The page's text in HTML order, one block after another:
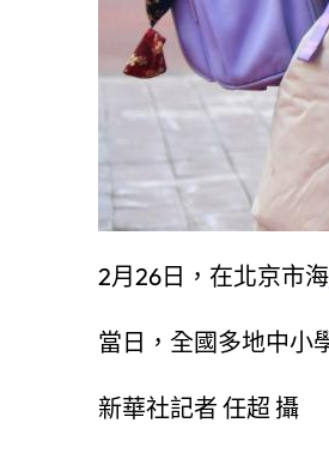
2月26日，在北京市海
當日，全國多地中小
新華社記者 任超 攝